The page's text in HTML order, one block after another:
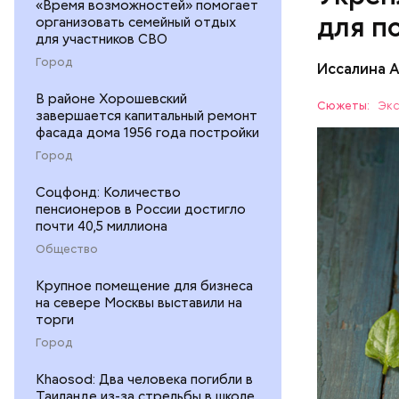
«Время возможностей» помогает
организовать семейный отдых
для участников СВО
Город
В районе Хорошевский
завершается капитальный ремонт
фасада дома 1956 года постройки
Город
Соцфонд: Количество
пенсионеров в России достигло
почти 40,5 миллиона
Общество
Крупное помещение для бизнеса
на севере Москвы выставили на
торги
Город
Khaosod: Два человека погибли в
для
Иссалина
Сюжеты:
ЗДОРОВЬЕ